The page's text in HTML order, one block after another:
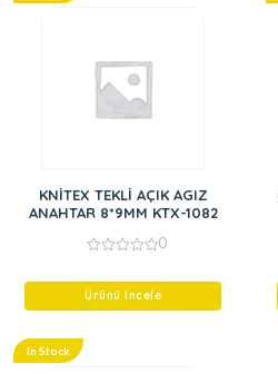
KNİTEX TEKLİ AÇIK AGIZ
ANAHTAR 8*9MM KTX-1082
of
0
Ürünü İncele
In Stock